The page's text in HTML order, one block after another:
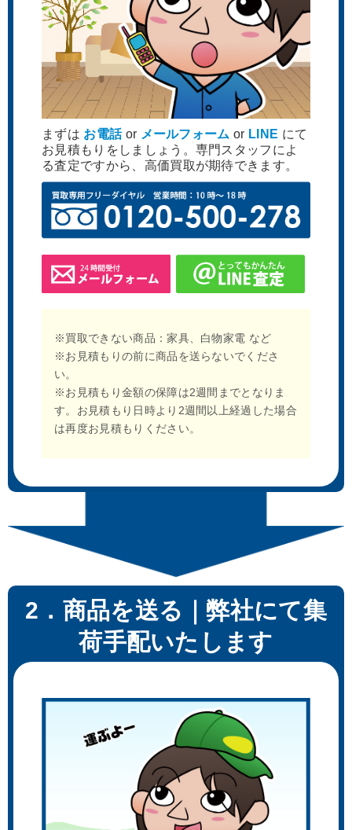
まずは お電話or メールフォーム or LINE にて
お見積もりをしましょう。専門スタッフによ
る査定ですから、高価買取が期待できます。
※買取できない商品：家具、白物家電 など
※お見積もりの前に商品を送らないでくださ
い。
※お見積もり金額の保障は2週間までとなりま
す。お見積もり日時より2週間以上経過した場合
は再度お見積もりください。
2．商品を送る｜弊社にて集
荷手配いたします